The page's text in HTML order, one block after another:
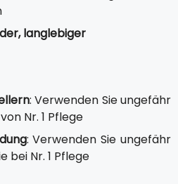
langlebiger
: Verwenden Sie ungefähr
Nr. 1 Pflege
: Verwenden Sie ungefähr
bei Nr. 1 Pflege